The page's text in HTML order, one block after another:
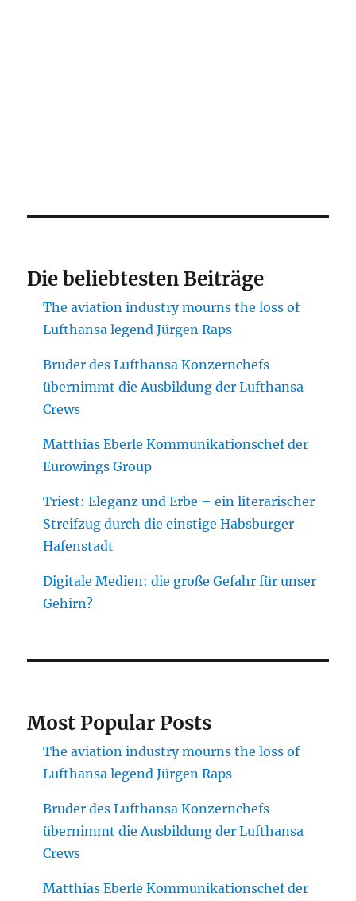
Die beliebtesten Beiträge
The aviation industry mourns the loss of
Lufthansa legend Jürgen Raps
Bruder des Lufthansa Konzernchefs
übernimmt die Ausbildung der Lufthansa
Crews
Matthias Eberle Kommunikationschef der
Eurowings Group
Triest: Eleganz und Erbe – ein literarischer
Streifzug durch die einstige Habsburger
Hafenstadt
Digitale Medien: die große Gefahr für unser
Gehirn?
Most Popular Posts
The aviation industry mourns the loss of
Lufthansa legend Jürgen Raps
Bruder des Lufthansa Konzernchefs
übernimmt die Ausbildung der Lufthansa
Crews
Matthias Eberle Kommunikationschef der